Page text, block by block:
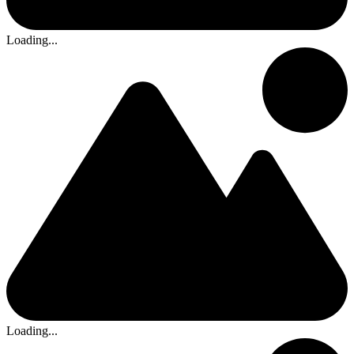
Loading...
Loading...